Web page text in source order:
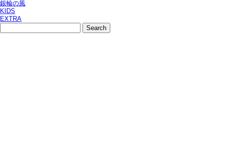
銀輪の風
KIDS
EXTRA